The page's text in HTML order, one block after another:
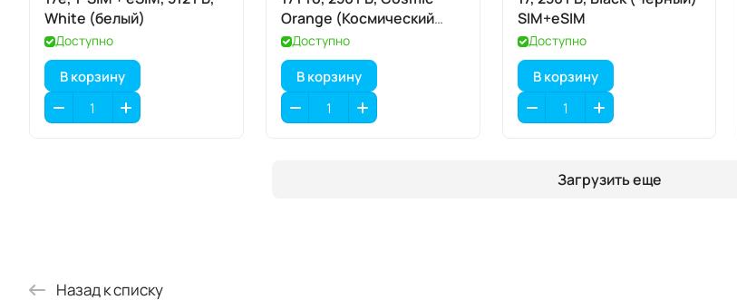
White (белый)
Доступно
В корзину
Orange (Космический
оранжевый) SIM+eSIM
Доступно
В корзину
SIM+eSIM
Доступно
В корзину
Загрузить еще
Назад к списку